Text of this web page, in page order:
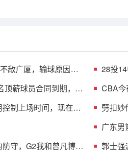
敌广厦，输球原因曝
28投
顶薪球员合同到期，多
CBA今
制上场时间，现在不
劈扣妙
广东男
守，G2我和曾凡博的
郭士强